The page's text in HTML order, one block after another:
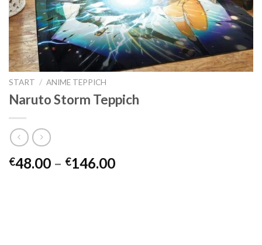
START / ANIME TEPPICH
Naruto Storm Teppich
€48.00 – €146.00Preisspanne: